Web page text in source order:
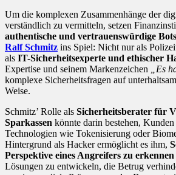
Um die komplexen Zusammenhänge der
verständlich zu vermitteln, setzen
authentische und vertrauenswürdige
Ralf Schmitz ins Spiel: Nicht nur als
als IT-Sicherheitsexperte und ethischer
Expertise und seinem Markenzeichen
„Es
komplexe Sicherheitsfragen auf
Weise.
Schmitz’ Rolle als Sicherheitsberater für
Sparkassen könnte darin bestehen,
Technologien wie Tokenisierung oder
Hintergrund als Hacker ermöglicht es ihm,
Perspektive eines Angreifers zu erkennen
Lösungen zu entwickeln, die Betrug